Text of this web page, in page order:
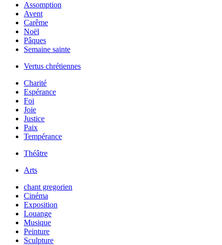
Assomption
Avent
Carême
Noël
Pâques
Semaine sainte
Vertus chrétiennes
Charité
Espérance
Foi
Joie
Justice
Paix
Tempérance
Théâtre
Arts
chant gregorien
Cinéma
Exposition
Louange
Musique
Peinture
Sculpture